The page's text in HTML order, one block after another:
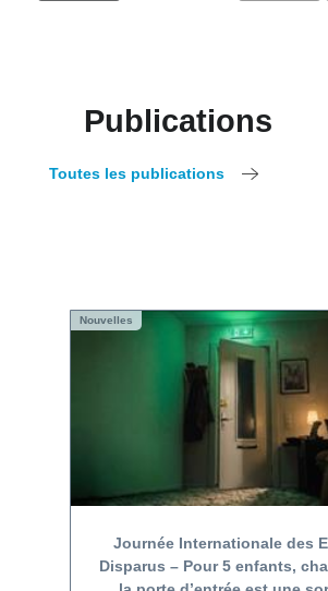
Publications
Toutes les publications
Nouvelles
Journée Internationale des
Disparus – Pour 5 enfants,